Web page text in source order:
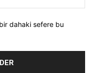
dahaki sefere bu